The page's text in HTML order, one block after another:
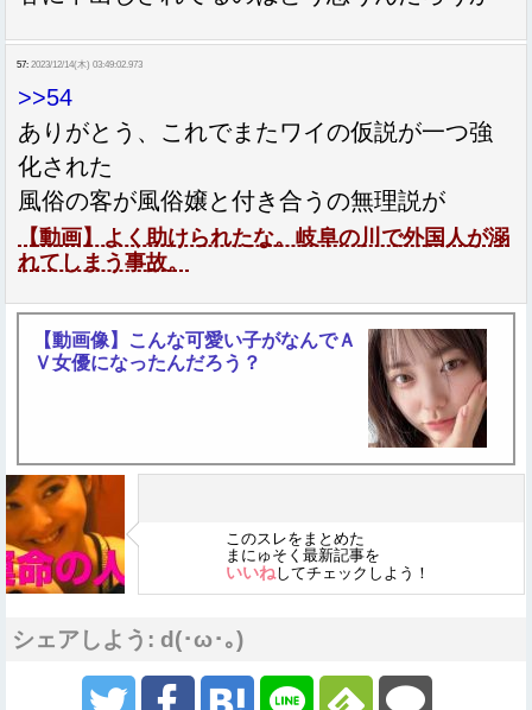
57: 2023/12/14(木) 03:49:02.973
>>54
ありがとう、これでまたワイの仮説が一つ強
化された
風俗の客が風俗嬢と付き合うの無理説が
【動画】よく助けられたな。岐阜の川で外国人が溺
れてしまう事故。
【動画像】こんな可愛い子がなんでＡ
Ｖ女優になったんだろう？
このスレをまとめた
まにゅそく最新記事を
いいねしてチェックしよう！
シェアしよう: d(･ω･｡)